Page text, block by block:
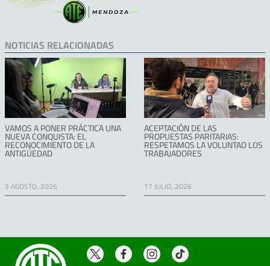
NOTICIAS RELACIONADAS
VAMOS A PONER PRÁCTICA UNA
NUEVA CONQUISTA: EL
RECONOCIMIENTO DE LA
ANTIGÜEDAD
3 AGOSTO, 2026
ACEPTACIÓN DE LAS
PROPUESTAS PARITARIAS:
RESPETAMOS LA VOLUNTAD LOS
TRABAJADORES
17 JULIO, 2026